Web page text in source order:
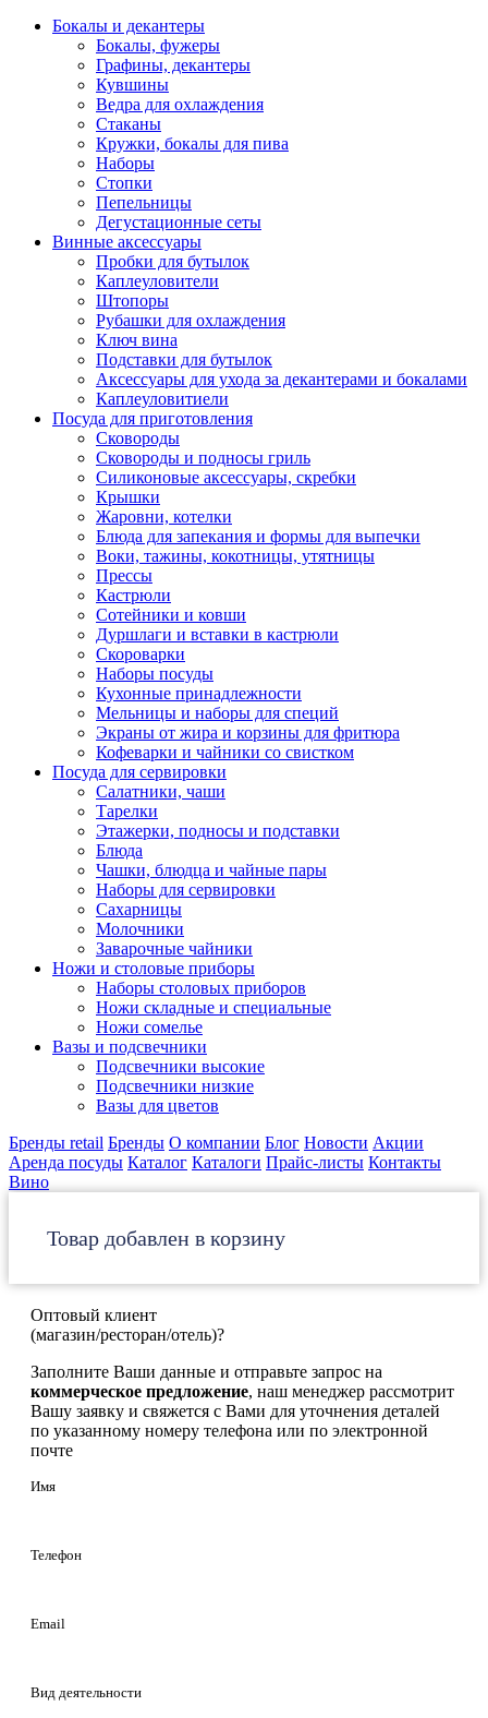
Бокалы и декантеры
Бокалы, фужеры
Графины, декантеры
Кувшины
Ведра для охлаждения
Стаканы
Кружки, бокалы для пива
Наборы
Стопки
Пепельницы
Дегустационные сеты
Винные аксессуары
Пробки для бутылок
Каплеуловители
Штопоры
Рубашки для охлаждения
Ключ вина
Подставки для бутылок
Аксессуары для ухода за декантерами и бокалами
Каплеуловитиели
Посуда для приготовления
Сковороды
Сковороды и подносы гриль
Силиконовые аксессуары, скребки
Крышки
Жаровни, котелки
Блюда для запекания и формы для выпечки
Воки, тажины, кокотницы, утятницы
Прессы
Кастрюли
Сотейники и ковши
Дуршлаги и вставки в кастрюли
Скороварки
Наборы посуды
Кухонные принадлежности
Мельницы и наборы для специй
Экраны от жира и корзины для фритюра
Кофеварки и чайники со свистком
Посуда для сервировки
Салатники, чаши
Тарелки
Этажерки, подносы и подставки
Блюда
Чашки, блюдца и чайные пары
Наборы для сервировки
Сахарницы
Молочники
Заварочные чайники
Ножи и столовые приборы
Наборы столовых приборов
Ножи складные и специальные
Ножи сомелье
Вазы и подсвечники
Подсвечники высокие
Подсвечники низкие
Вазы для цветов
Бренды retail Бренды О компании Блог Новости Акции
Аренда посуды Каталог Каталоги Прайс-листы Контакты
Вино
Товар добавлен в корзину
Оптовый клиент
(магазин/ресторан/отель)?
Заполните Ваши данные и отправьте запрос на
коммерческое предложение, наш менеджер рассмотрит
Вашу заявку и свяжется с Вами для уточнения деталей
по указанному номеру телефона или по электронной
почте
Имя
Телефон
Email
Вид деятельности